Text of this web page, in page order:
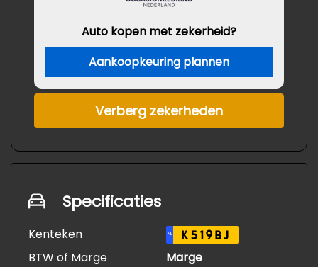
Auto kopen met zekerheid?
Aankoopkeuring plannen
Verberg zekerheden
Specificaties
Kenteken NL K519BJ
BTW of Marge
Marge